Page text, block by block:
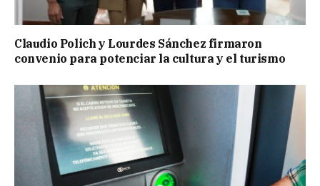
Claudio Polich y Lourdes Sánchez firmaron
convenio para potenciar la cultura y el turismo